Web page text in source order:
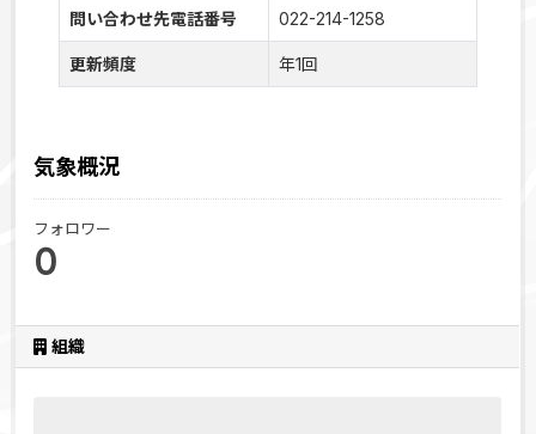
気象概況
フォロワー
0
組織
問い合わせ先電話番号 022-214-1258
更新頻度 年1回